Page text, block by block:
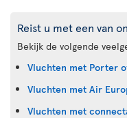
Reist u met een van
Bekijk de volgende
Vluchten met Porter
Vluchten met Air
Vluchten met